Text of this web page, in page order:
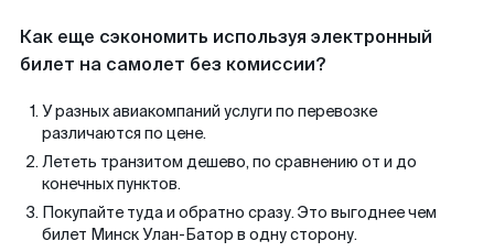
Как еще сэкономить используя электронный
билет на самолет без комиссии?
У разных авиакомпаний услуги по перевозке
различаются по цене.
Лететь транзитом дешево, по сравнению от и до
конечных пунктов.
Покупайте туда и обратно сразу. Это выгоднее чем
билет Минск Улан-Батор в одну сторону.